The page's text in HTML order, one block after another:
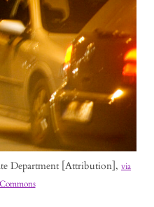
Department [Attribution], via